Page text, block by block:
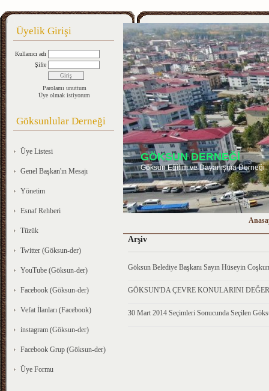
Üyelik Girişi
Kullanıcı adı
Şifre
Parolamı unuttum
Üye olmak istiyorum
Göksunlular Derneği
Üye Listesi
Genel Başkan'ın Mesajı
Yönetim
Esnaf Rehberi
Tüzük
Twitter (Göksun-der)
YouTube (Göksun-der)
Facebook (Göksun-der)
Vefat İlanları (Facebook)
instagram (Göksun-der)
Facebook Grup (Göksun-der)
Üye Formu
GÖKSUN DERNEĞİ
Göksun Eğitim ve Dayanışma Derneği
Arşiv
Göksun Belediye Başkanı Sayın Hüseyin
GÖKSUN'DA ÇEVRE KONULARINI
30 Mart 2014 Seçimleri Sonucunda Seçilen